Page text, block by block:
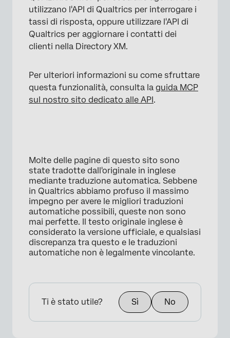
utilizzano l'API di Qualtrics per interrogare i
tassi di risposta, oppure utilizzare l'API di
Qualtrics per aggiornare i contatti dei
clienti nella Directory XM.
Per ulteriori informazioni su come sfruttare
questa funzionalità, consulta la guida MCP
sul nostro sito dedicato alle API .
Molte delle pagine di questo sito sono
state tradotte dall'originale in inglese
mediante traduzione automatica. Sebbene
in Qualtrics abbiamo profuso il massimo
impegno per avere le migliori traduzioni
automatiche possibili, queste non sono
mai perfette. Il testo originale inglese è
considerato la versione ufficiale, e qualsiasi
discrepanza tra questo e le traduzioni
automatiche non è legalmente vincolante.
Ti è stato utile? Sì No